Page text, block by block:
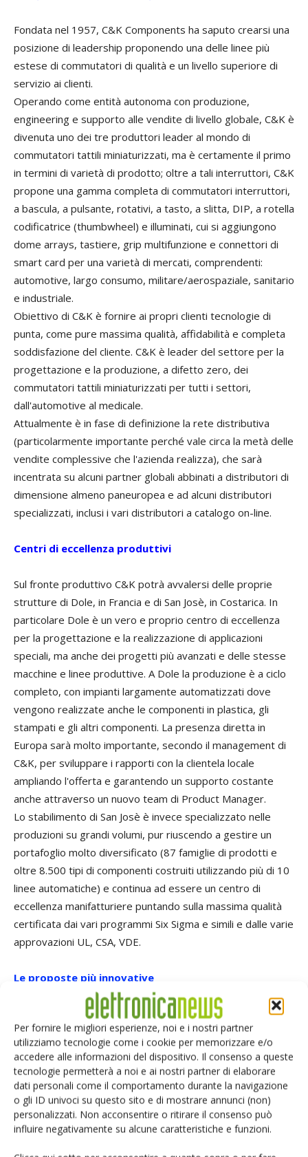
Per fornire le migliori esperienze, noi e i nostri partner
utilizziamo tecnologie come i cookie per memorizzare e/o
accedere alle informazioni del dispositivo. Il consenso a queste
tecnologie permetterà a noi e ai nostri partner di elaborare
dati personali come il comportamento durante la navigazione
o gli ID univoci su questo sito e di mostrare annunci (non)
personalizzati. Non acconsentire o ritirare il consenso può
influire negativamente su alcune caratteristiche e funzioni.
Fondata nel 1957, C&K Components ha saputo crearsi una
posizione di leadership proponendo una delle linee più
estese di commutatori di qualità e un livello superiore di
servizio ai clienti.
Operando come entità autonoma con produzione,
engineering e supporto alle vendite di livello globale, C&K è
divenuta uno dei tre produttori leader al mondo di
commutatori tattili miniaturizzati, ma è certamente il primo
in termini di varietà di prodotto; oltre a tali interruttori, C&K
propone una gamma completa di commutatori interruttori,
a bascula, a pulsante, rotativi, a tasto, a slitta, DIP, a rotella
codificatrice (thumbwheel) e illuminati, cui si aggiungono
dome arrays, tastiere, grip multifunzione e connettori di
smart card per una varietà di mercati, comprendenti:
automotive, largo consumo, militare/aerospaziale, sanitario
e industriale.
Obiettivo di C&K è fornire ai propri clienti tecnologie di
punta, come pure massima qualità, affidabilità e completa
soddisfazione del cliente. C&K è leader del settore per la
progettazione e la produzione, a difetto zero, dei
commutatori tattili miniaturizzati per tutti i settori,
dall'automotive al medicale.
Attualmente è in fase di definizione la rete distributiva
(particolarmente importante perché vale circa la metà delle
vendite complessive che l'azienda realizza), che sarà
incentrata su alcuni partner globali abbinati a distributori di
dimensione almeno paneuropea e ad alcuni distributori
specializzati, inclusi i vari distributori a catalogo on-line.
Centri di eccellenza produttivi
Sul fronte produttivo C&K potrà avvalersi delle proprie
strutture di Dole, in Francia e di San Josè, in Costarica. In
particolare Dole è un vero e proprio centro di eccellenza
per la progettazione e la realizzazione di applicazioni
speciali, ma anche dei progetti più avanzati e delle stesse
macchine e linee produttive. A Dole la produzione è a ciclo
completo, con impianti largamente automatizzati dove
vengono realizzate anche le componenti in plastica, gli
stampati e gli altri componenti. La presenza diretta in
Europa sarà molto importante, secondo il management di
C&K, per sviluppare i rapporti con la clientela locale
ampliando l'offerta e garantendo un supporto costante
anche attraverso un nuovo team di Product Manager.
Lo stabilimento di San Josè è invece specializzato nelle
produzioni su grandi volumi, pur riuscendo a gestire un
portafoglio molto diversificato (87 famiglie di prodotti e
oltre 8.500 tipi di componenti costruiti utilizzando più di 10
linee automatiche) e continua ad essere un centro di
eccellenza manifatturiere puntando sulla massima qualità
certificata dai vari programmi Six Sigma e simili e dalle varie
approvazioni UL, CSA, VDE.
Le proposte più innovative
Tra le più recenti proposte di C&K, una nuova serie di
commutatori sensibili (snap action), miniaturizzati ed
ermetici in configurazione compatta e disponibili in una
vasta gamma di forze di funzionamento. Inoltre i nuovi
modelli di lunghissima durata KSR, con una durata di
funzionamento fino a 200.000 cicli, particolarmente
interessanti per i settori automotive e dei prodotti
elettronici consumer, che richiedono commutatori ultra-